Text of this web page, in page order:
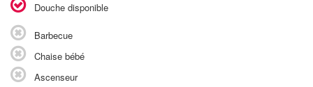
Douche disponible
Barbecue
Chaise bébé
Ascenseur